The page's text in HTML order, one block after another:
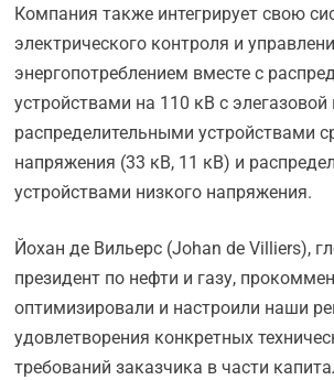
Компания также интегрирует свою
электрического контроля и
энергопотреблением вместе с
устройствами на 110 кВ с элегазовой
распределительными устройствами
напряжения (33 кВ, 11 кВ) и
устройствами низкого напряжения.
Йохан де Вильерс (Johan de Villiers),
президент по нефти и газу,
оптимизировали и настроили наши
удовлетворения конкретных
требований заказчика в части